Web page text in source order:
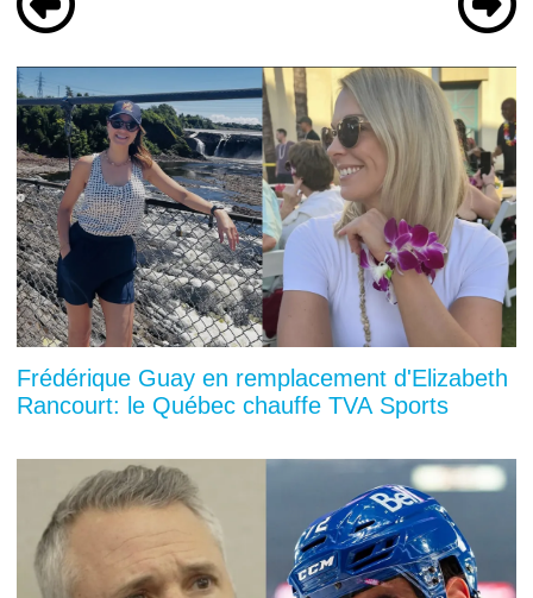
Frédérique Guay en remplacement d'Elizabeth
Rancourt: le Québec chauffe TVA Sports